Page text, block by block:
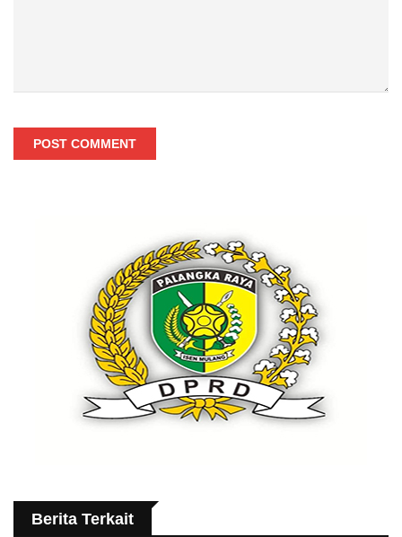
POST COMMENT
Berita Terkait